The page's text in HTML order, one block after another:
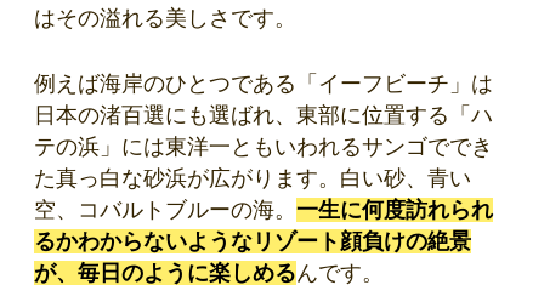
はその溢れる美しさです。
例えば海岸のひとつである「イーフビーチ」は
日本の渚百選にも選ばれ、東部に位置する「ハ
テの浜」には東洋一ともいわれるサンゴででき
た真っ白な砂浜が広がります。白い砂、青い
空、コバルトブルーの海。 一生に何度訪れられ
るかわからないようなリゾート顔負けの絶景
が、毎日のように楽しめるんです。